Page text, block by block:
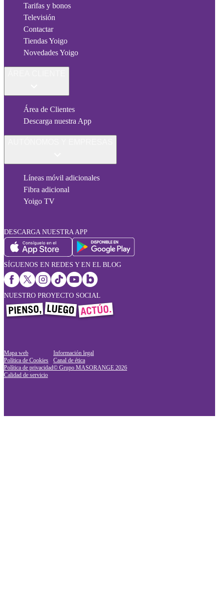
Tarifas y bonos
Televisión
Contactar
Tiendas Yoigo
Novedades Yoigo
Área de Clientes
Descarga nuestra App
Líneas móvil adicionales
Fibra adicional
Yoigo TV
DESCARGA NUESTRA APP
SÍGUENOS EN REDES Y EN EL BLOG
NUESTRO PROYECTO SOCIAL
Mapa web
Política de Cookies
Política de privacidad
Calidad de servicio
Información legal
Canal de ética
© Grupo MASORANGE 2026